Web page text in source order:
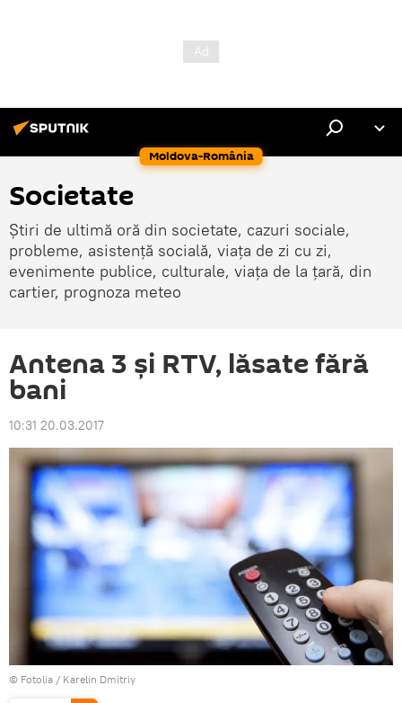
Moldova-România
Societate
Știri de ultimă oră din societate, cazuri sociale,
probleme, asistență socială, viața de zi cu zi,
evenimente publice, culturale, viața de la țară, din
cartier, prognoza meteo
Antena 3 și RTV, lăsate fără
bani
10:31 20.03.2017
© Fotolia / Karelin Dmitriy